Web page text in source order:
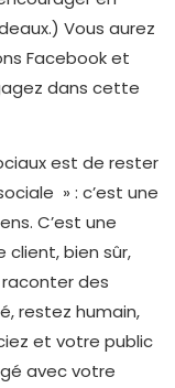
Vous aurez
Facebook et
dans cette
est de rester
» : c’est une
C’est une
bien sûr,
des
restez humain,
et votre public
avec votre